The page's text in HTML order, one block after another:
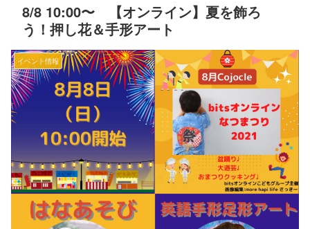
8/8 10:00〜 【オンライン】夏を飾ろ
う！押し花＆手形アート
イベント情報